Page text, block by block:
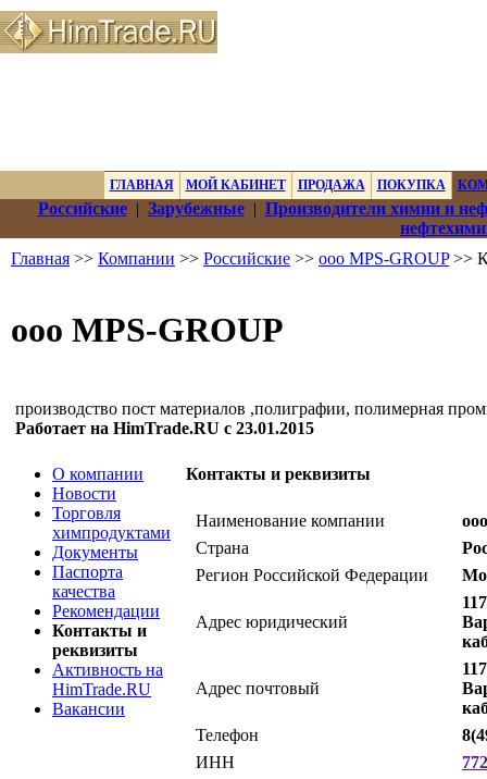
ГЛАВНАЯ МОЙ КАБИНЕТ ПРОДАЖА ПОКУПКА
Российские| Зарубежные| Производители химии и
Главная >> Компании >> Российские >> ооо MPS-GROUP>>
ооо MPS-GROUP
производство пост материалов ,полиграфии, полимерная
Работает на HimTrade.RU с 23.01.2015
О компании
Новости
Торговля
химпродуктами
Документы
Паспорта
качества
Рекомендации
Контакты и
реквизиты
Активность на
HimTrade.RU
Вакансии
Контакты и реквизиты
Наименование компании
Страна
Регион Российской Федерации
Адрес юридический
Адрес почтовый
Телефон
ИНН